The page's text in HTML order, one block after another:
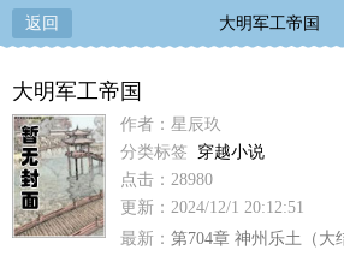
返回 大明军工帝国
大明军工帝国
作者：星辰玖
分类标签 穿越小说
点击：28980
更新：2024/12/1 20:12:51
最新： 第704章 神州乐土（大